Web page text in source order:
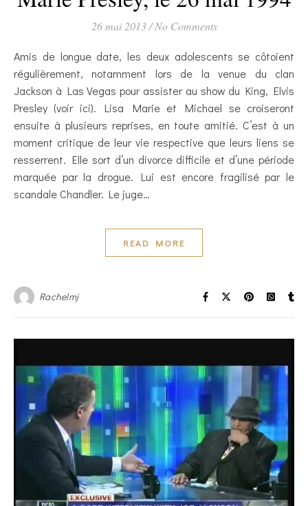
26 mai 2013 / No Comments
Amis de longue date, les deux adolescents se côtoient
régulièrement, notamment lors de la venue du clan
Jackson à Las Vegas pour assister au show du King, Elvis
Presley (voir ici). Lisa Marie et Michael se croiseront
ensuite à plusieurs reprises, en toute amitié. C’est à un
moment critique de leur vie respective que leurs liens se
resserrent. Elle sort d’un divorce difficile et d’une période
marquée par la drogue. Lui est encore fragilisé par le
scandale Chandler. Le juge…
READ MORE
Rachelmj